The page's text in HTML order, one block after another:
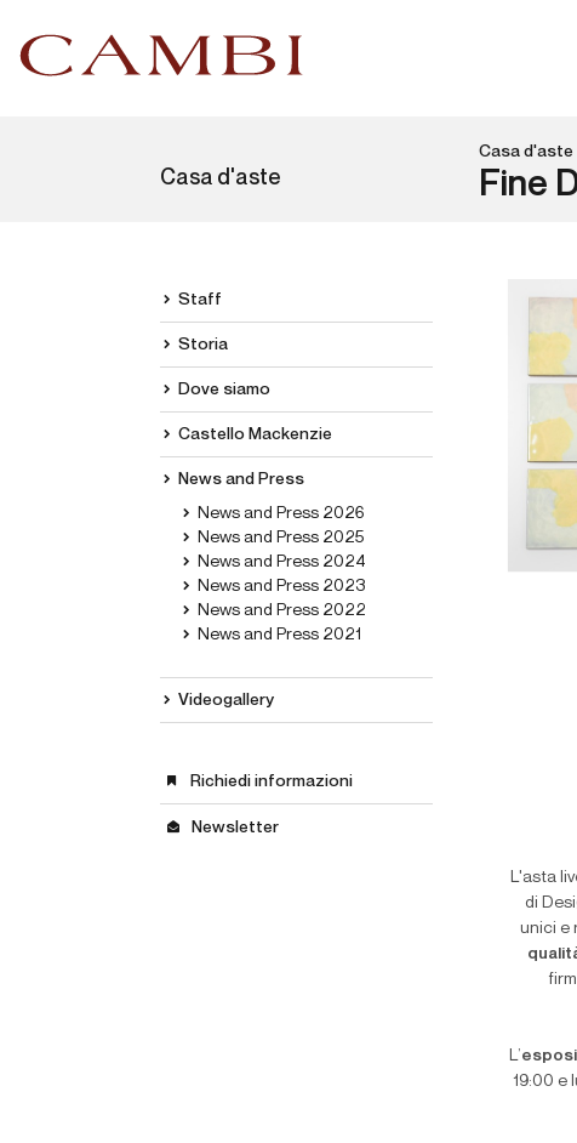
Casa d'aste
Casa d'aste
Fine
Staff
Storia
Dove siamo
Castello Mackenzie
News and Press
News and Press 2026
News and Press 2025
News and Press 2024
News and Press 2023
News and Press 2022
News and Press 2021
Videogallery
Richiedi informazioni
Newsletter
L'asta
di
unici e
L’
19:00 e